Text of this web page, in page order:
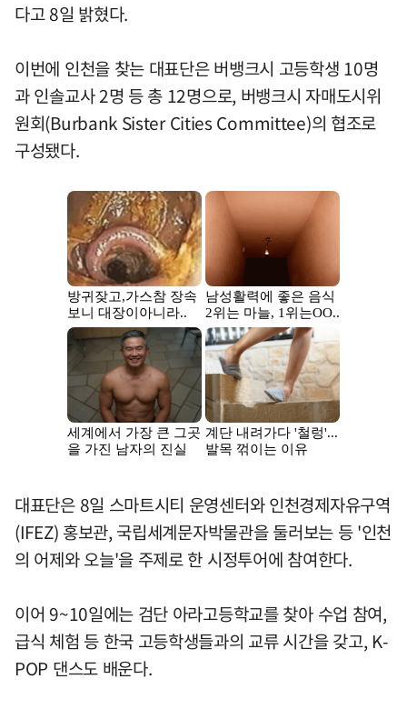
다고 8일 밝혔다.
이번에 인천을 찾는 대표단은 버뱅크시 고등학생 10명
과 인솔교사 2명 등 총 12명으로, 버뱅크시 자매도시위
원회(Burbank Sister Cities Committee)의 협조로
구성됐다.
대표단은 8일 스마트시티 운영센터와 인천경제자유구역
(IFEZ) 홍보관, 국립세계문자박물관을 둘러보는 등 '인천
의 어제와 오늘'을 주제로 한 시정투어에 참여한다.
이어 9~10일에는 검단 아라고등학교를 찾아 수업 참여,
급식 체험 등 한국 고등학생들과의 교류 시간을 갖고, K-
POP 댄스도 배운다.